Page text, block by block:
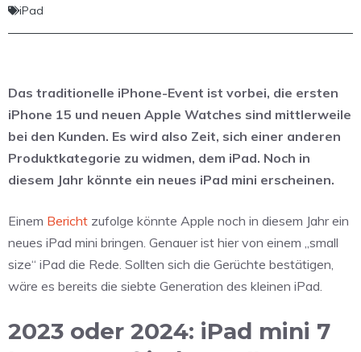
iPad
Das traditionelle iPhone-Event ist vorbei, die ersten
iPhone 15 und neuen Apple Watches sind mittlerweile
bei den Kunden. Es wird also Zeit, sich einer anderen
Produktkategorie zu widmen, dem iPad. Noch in
diesem Jahr könnte ein neues iPad mini erscheinen.
Einem Bericht zufolge könnte Apple noch in diesem Jahr ein
neues iPad mini bringen. Genauer ist hier von einem „small
size“ iPad die Rede. Sollten sich die Gerüchte bestätigen,
wäre es bereits die siebte Generation des kleinen iPad.
2023 oder 2024: iPad mini 7